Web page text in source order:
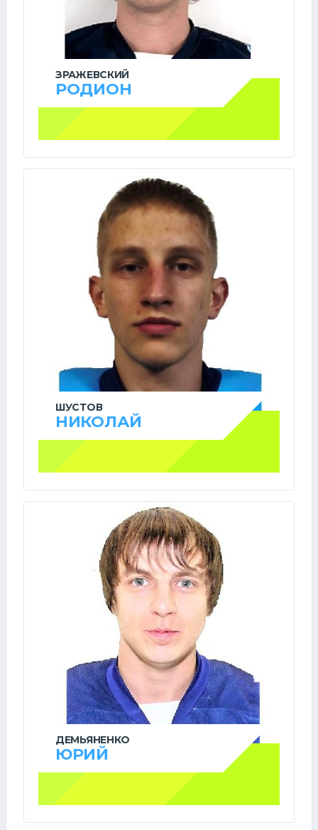
ЗРАЖЕВСКИЙ
РОДИОН
ШУСТОВ
НИКОЛАЙ
ДЕМЬЯНЕНКО
ЮРИЙ